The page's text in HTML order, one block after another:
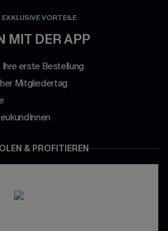
VORTEILE
MIT DER APP
Ihre erste Bestellung
Mitgliedertag
& PROFITIEREN